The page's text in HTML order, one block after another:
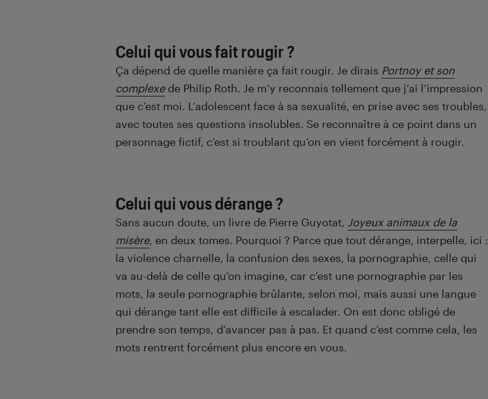
Celui qui vous fait rougir ?
Ça dépend de quelle manière ça fait rougir. Je dirais Portnoy et son
complexede Philip Roth. Je m’y reconnais tellement que j’ai l’impression
que c’est moi. L’adolescent face à sa sexualité, en prise avec ses troubles,
avec toutes ses questions insolubles. Se reconnaître à ce point dans un
personnage fictif, c’est si troublant qu’on en vient forcément à rougir.
Celui qui vous dérange ?
Sans aucun doute, un livre de Pierre Guyotat, Joyeux animaux de la
misère, en deux tomes. Pourquoi ? Parce que tout dérange, interpelle, ici :
la violence charnelle, la confusion des sexes, la pornographie, celle qui
va au-delà de celle qu’on imagine, car c’est une pornographie par les
mots, la seule pornographie brûlante, selon moi, mais aussi une langue
qui dérange tant elle est difficile à escalader. On est donc obligé de
prendre son temps, d’avancer pas à pas. Et quand c’est comme cela, les
mots rentrent forcément plus encore en vous.